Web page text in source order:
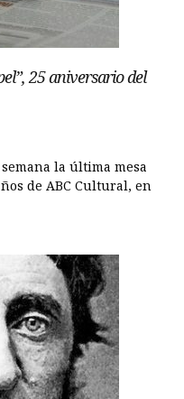
25 aniversario del
la última mesa
de ABC Cultural, en